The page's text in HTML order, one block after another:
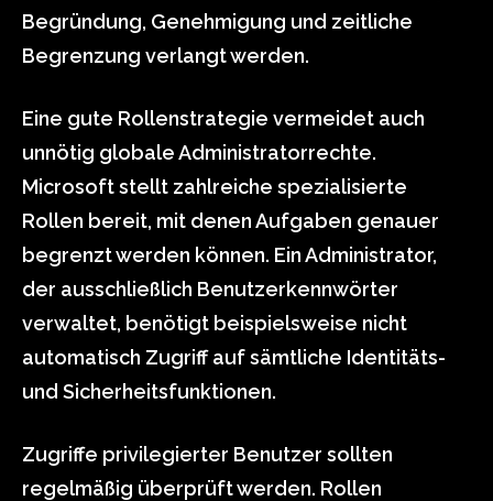
Begründung, Genehmigung und zeitliche
Begrenzung verlangt werden.
Eine gute Rollenstrategie vermeidet auch
unnötig globale Administratorrechte.
Microsoft stellt zahlreiche spezialisierte
Rollen bereit, mit denen Aufgaben genauer
begrenzt werden können. Ein Administrator,
der ausschließlich Benutzerkennwörter
verwaltet, benötigt beispielsweise nicht
automatisch Zugriff auf sämtliche Identitäts-
und Sicherheitsfunktionen.
Zugriffe privilegierter Benutzer sollten
regelmäßig überprüft werden. Rollen